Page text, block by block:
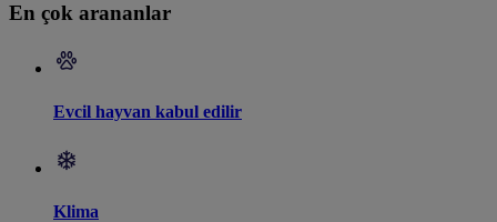
En çok arananlar
Evcil hayvan kabul edilir
Klima